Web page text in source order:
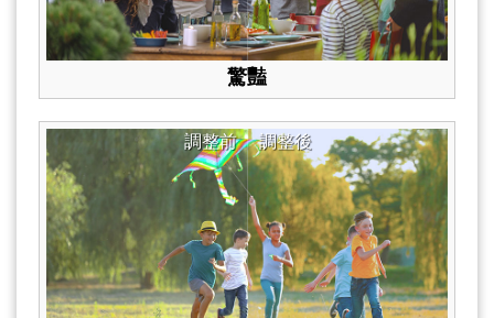
驚豔
調整後
調整前